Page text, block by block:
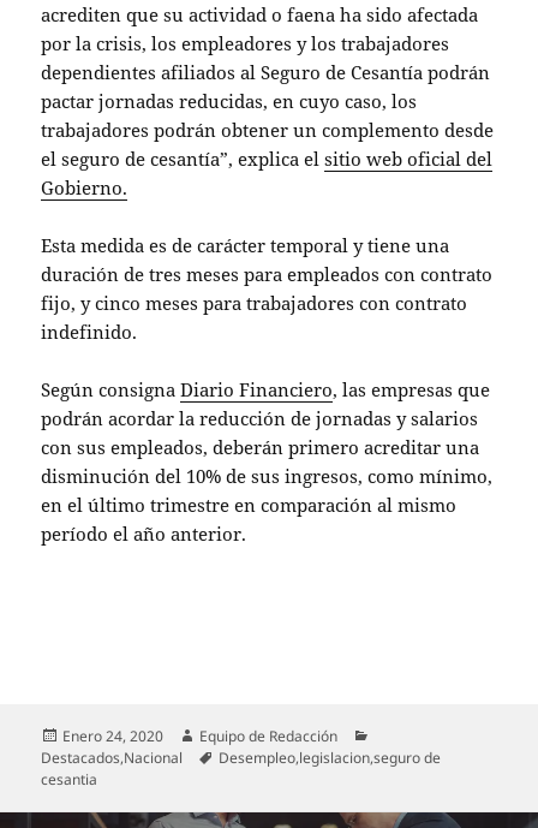
acrediten que su actividad o faena ha sido afectada
por la crisis, los empleadores y los trabajadores
dependientes afiliados al Seguro de Cesantía podrán
pactar jornadas reducidas, en cuyo caso, los
trabajadores podrán obtener un complemento desde
el seguro de cesantía”, explica elsitio web oficial del
Gobierno.
Esta medida es de carácter temporal y tiene una
duración de tres meses para empleados con contrato
fijo, y cinco meses para trabajadores con contrato
indefinido.
Según consignaDiario Financiero, las empresas que
podrán acordar la reducción de jornadas y salarios
con sus empleados, deberán primero acreditar una
disminución del 10% de sus ingresos, como mínimo,
en el último trimestre en comparación al mismo
período el año anterior.
Publicado
el
Enero 24, 2020 Autor
Equipo de Redacción
Destacados,Nacional Etiquetas
Desempleo,legislacion,seguro de
cesantia